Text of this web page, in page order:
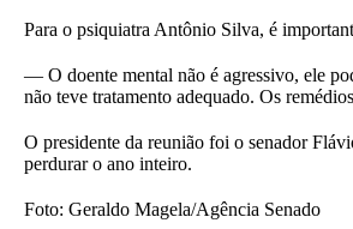
Para o psiquiatra Antônio Silva, é
— O doente mental não é agressivo, ele
não teve tratamento adequado. Os
O presidente da reunião foi o senador
perdurar o ano inteiro.
Foto: Geraldo Magela/Agência Senado